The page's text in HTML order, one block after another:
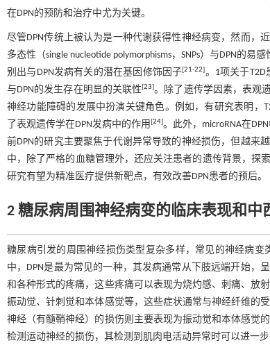
在DPN的预防和治疗中尤为关键。
尽管DPN传统上被认为是一种代谢获得性神经病变，然而，
多态性（single nucleotide polymorphisms，SNPs）与DPN的
别出与DPN发病有关的潜在基因修饰因子[21-22]。1项关于T2D
与DPN的发生存在明显的关联性[23]。除了遗传学因素，表观
神经功能障碍的发展中扮演关键角色。例如，有研究表明，
了表观遗传学在DPN发病中的作用[24]。此外，microRNA在
前DPN的研究主要聚焦于代谢异常导致的神经损伤，但越来
中，除了严格的血糖管理外，还应关注患者的遗传背景，探
研究有望为精准医疗提供新靶点，有效改善DPN患者的预后。
2 糖尿病周围神经病变的临床表现和中
糖尿病引发的周围神经损伤类型复杂多样，常见的神经病
中，DPN是最为常见的一种，其发病通常从下肢远端开始，
和各种形式的疼痛，这些疼痛可以表现为烧灼感、刺痛、放
振动觉、针刺觉和本体感觉等，这些症状通常与神经纤维的
神经（有髓鞘神经）的损伤则主要表现为振动觉和本体感觉
检测运动神经的损伤，其检测到肌肉电活动异常时可以进一